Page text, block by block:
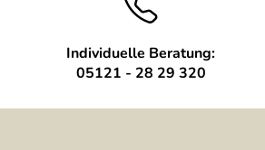
Individuelle Beratung:
05121 - 28 29 320